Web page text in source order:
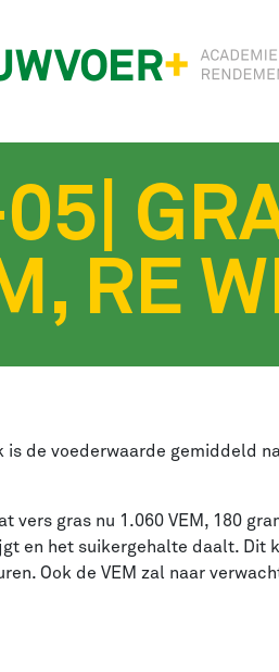
RE
is de voederwaarde gemiddeld
vers gras nu 1.060 VEM, 180
en het suikergehalte daalt. Dit
Ook de VEM zal naar